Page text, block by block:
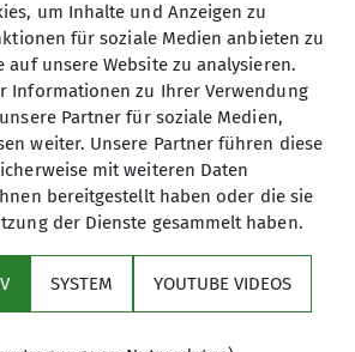
vereint
Biker abseits
Straßen mit Ihren
gemeinsame
zu unternehmen.
umfasst
Treffen mit kürzeren
Touren sowohl in der
auch in den Alpen. Unsere
um Inhalte und Anzeigen zu
für soziale Medien anbieten zu
unsere Website zu analysieren.
Informationen zu Ihrer Verwendung
Partner für soziale Medien,
weiter. Unsere Partner führen diese
mit weiteren Daten
bereitgestellt haben oder die sie
der Dienste gesammelt haben.
SYSTEM YOUTUBE VIDEOS